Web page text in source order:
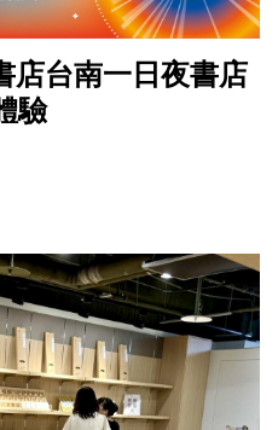
店台南一日夜書店
驗